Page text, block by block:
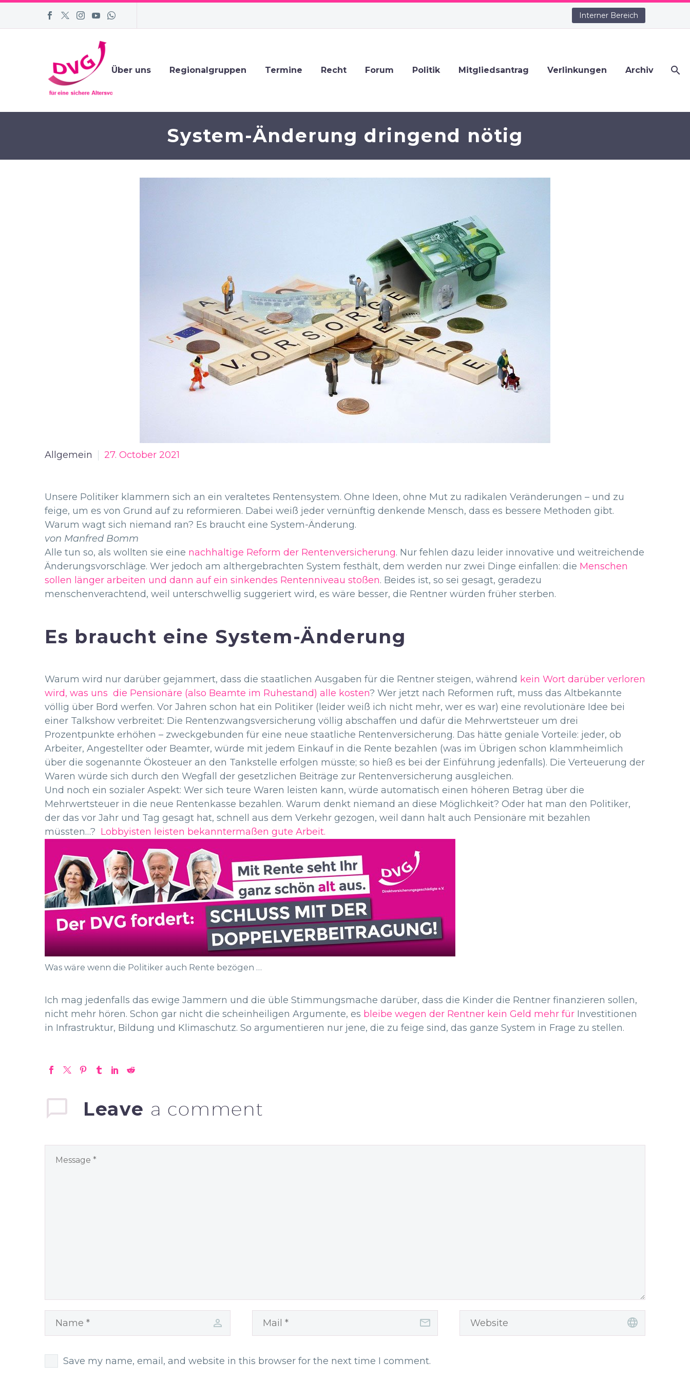
Interner Bereich
Über uns Regionalgruppen Termine Recht Forum Politik Mitgliedsantrag Verlinkungen Archiv
System-Änderung dringend nötig
Allgemein 27. October 2021
Unsere Politiker klammern sich an ein veraltetes Rentensystem. Ohne Ideen, ohne Mut zu radikalen Veränderungen – und zu
feige, um es von Grund auf zu reformieren. Dabei weiß jeder vernünftig denkende Mensch, dass es bessere Methoden gibt.
Warum wagt sich niemand ran? Es braucht eine System-Änderung.
von Manfred Bomm
Alle tun so, als wollten sie eine nachhaltige Reform der Rentenversicherung. Nur fehlen dazu leider innovative und weitreichende
Änderungsvorschläge. Wer jedoch am althergebrachten System festhält, dem werden nur zwei Dinge einfallen: die Menschen
sollen länger arbeiten und dann auf ein sinkendes Rentenniveau stoßen. Beides ist, so sei gesagt, geradezu
menschenverachtend, weil unterschwellig suggeriert wird, es wäre besser, die Rentner würden früher sterben.
Es braucht eine System-Änderung
Warum wird nur darüber gejammert, dass die staatlichen Ausgaben für die Rentner steigen, während kein Wort darüber verloren
wird, was uns die Pensionäre (also Beamte im Ruhestand) alle kosten? Wer jetzt nach Reformen ruft, muss das Altbekannte
völlig über Bord werfen. Vor Jahren schon hat ein Politiker (leider weiß ich nicht mehr, wer es war) eine revolutionäre Idee bei
einer Talkshow verbreitet: Die Rentenzwangsversicherung völlig abschaffen und dafür die Mehrwertsteuer um drei
Prozentpunkte erhöhen – zweckgebunden für eine neue staatliche Rentenversicherung. Das hätte geniale Vorteile: jeder, ob
Arbeiter, Angestellter oder Beamter, würde mit jedem Einkauf in die Rente bezahlen (was im Übrigen schon klammheimlich
über die sogenannte Ökosteuer an den Tankstelle erfolgen müsste; so hieß es bei der Einführung jedenfalls). Die Verteuerung der
Waren würde sich durch den Wegfall der gesetzlichen Beiträge zur Rentenversicherung ausgleichen.
Und noch ein sozialer Aspekt: Wer sich teure Waren leisten kann, würde automatisch einen höheren Betrag über die
Mehrwertsteuer in die neue Rentenkasse bezahlen. Warum denkt niemand an diese Möglichkeit? Oder hat man den Politiker,
der das vor Jahr und Tag gesagt hat, schnell aus dem Verkehr gezogen, weil dann halt auch Pensionäre mit bezahlen
müssten…? Lobbyisten leisten bekanntermaßen gute Arbeit.
Was wäre wenn die Politiker auch Rente bezögen …
Ich mag jedenfalls das ewige Jammern und die üble Stimmungsmache darüber, dass die Kinder die Rentner finanzieren sollen,
nicht mehr hören. Schon gar nicht die scheinheiligen Argumente, es bleibe wegen der Rentner kein Geld mehr für Investitionen
in Infrastruktur, Bildung und Klimaschutz. So argumentieren nur jene, die zu feige sind, das ganze System in Frage zu stellen.
Leave a comment
Save my name, email, and website in this browser for the next time I comment.